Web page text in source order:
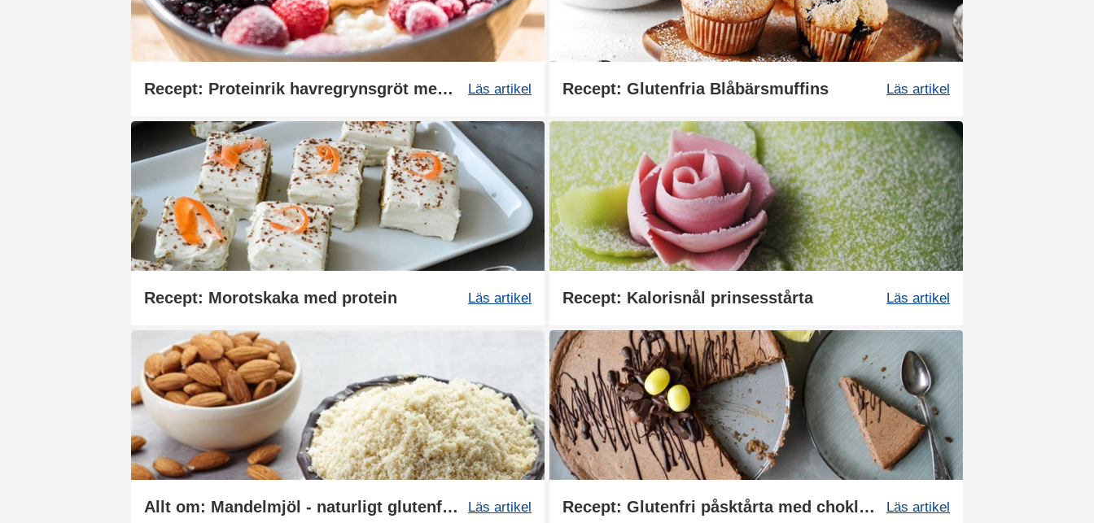
Recept: Proteinrik havregrynsgröt med topping Läs artikel Recept: Glutenfria Blåbärsmuffins Läs artikel
Recept: Morotskaka med protein Läs artikel Recept: Kalorisnål prinsesstårta Läs artikel
Allt om: Mandelmjöl - naturligt glutenfritt Läs artikel Recept: Glutenfri påsktårta med choklad Läs artikel